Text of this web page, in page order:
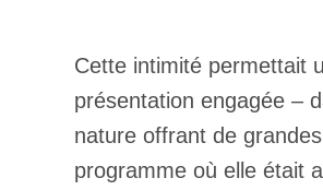
Cette intimité permettait
présentation engagée –
nature offrant de
programme où elle était